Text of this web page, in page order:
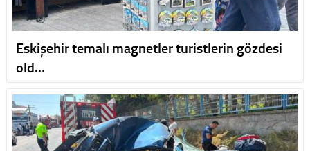
Eskişehir temalı magnetler turistlerin gözdesi
old…